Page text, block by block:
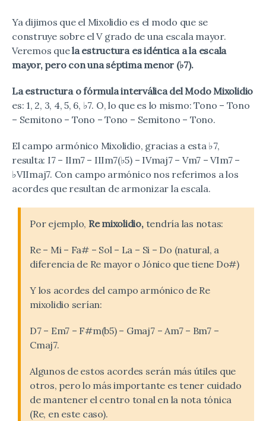
Ya dijimos que el Mixolidio es el modo que se
construye sobre el V grado de una escala mayor.
Veremos quela estructura es idéntica a la escala
mayor, pero con una séptima menor (♭7).
Laestructura o fórmula interválica del Modo Mixolidio
es: 1, 2, 3, 4, 5, 6, ♭7. O, lo que es lo mismo: Tono – Tono
– Semitono – Tono – Tono – Semitono – Tono.
El campo armónico Mixolidio, gracias a esta ♭7,
resulta: I7 – IIm7 – IIIm7(♭5) – IVmaj7 – Vm7 – VIm7 –
♭VIImaj7. Con campo armónico nos referimos a los
acordes que resultan de armonizar la escala.
Por ejemplo, Re mixolidio,tendría las notas:
Re – Mi – Fa# – Sol – La – Si – Do (natural, a
diferencia de Re mayor o Jónico que tiene Do#)
Y los acordes del campo armónico de Re
mixolidio serían:
D7 – Em7 – F#m(b5) – Gmaj7 – Am7 – Bm7 –
Cmaj7.
Algunos de estos acordes serán más útiles que
otros, pero lo más importante es tener cuidado
de mantener el centro tonal en la nota tónica
(Re, en este caso).